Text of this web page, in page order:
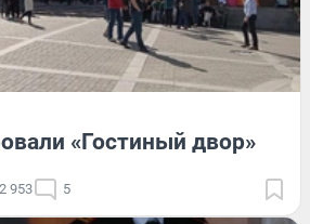
«Гостиный двор»
2 953 5